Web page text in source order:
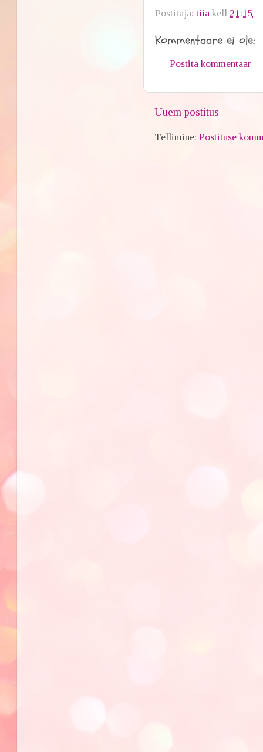
Postitaja:tiia kell 21:15
Kommentaare ei ole:
Postita kommentaar
Uuem postitus
Tellimine:Postituse